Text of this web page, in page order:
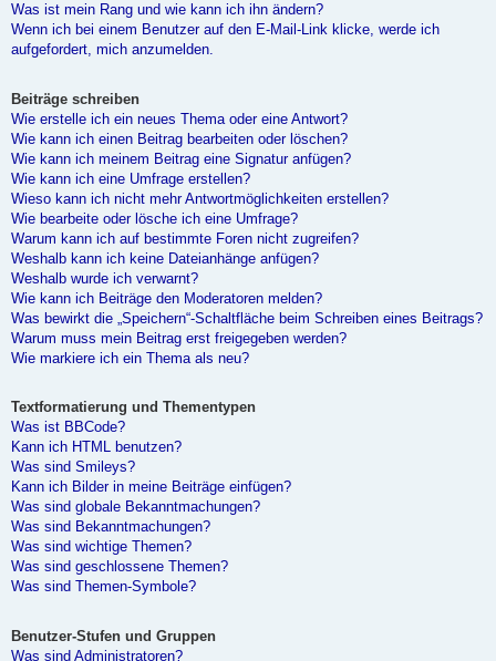
Was ist mein Rang und wie kann ich ihn ändern?
Wenn ich bei einem Benutzer auf den E-Mail-Link klicke, werde ich
aufgefordert, mich anzumelden.
Beiträge schreiben
Wie erstelle ich ein neues Thema oder eine Antwort?
Wie kann ich einen Beitrag bearbeiten oder löschen?
Wie kann ich meinem Beitrag eine Signatur anfügen?
Wie kann ich eine Umfrage erstellen?
Wieso kann ich nicht mehr Antwortmöglichkeiten erstellen?
Wie bearbeite oder lösche ich eine Umfrage?
Warum kann ich auf bestimmte Foren nicht zugreifen?
Weshalb kann ich keine Dateianhänge anfügen?
Weshalb wurde ich verwarnt?
Wie kann ich Beiträge den Moderatoren melden?
Was bewirkt die „Speichern“-Schaltfläche beim Schreiben eines Beitrags?
Warum muss mein Beitrag erst freigegeben werden?
Wie markiere ich ein Thema als neu?
Textformatierung und Thementypen
Was ist BBCode?
Kann ich HTML benutzen?
Was sind Smileys?
Kann ich Bilder in meine Beiträge einfügen?
Was sind globale Bekanntmachungen?
Was sind Bekanntmachungen?
Was sind wichtige Themen?
Was sind geschlossene Themen?
Was sind Themen-Symbole?
Benutzer-Stufen und Gruppen
Was sind Administratoren?